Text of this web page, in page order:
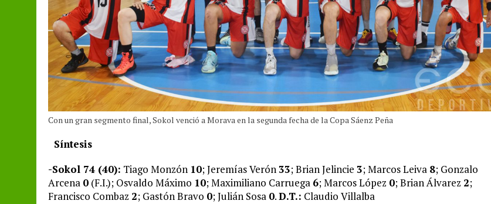
Con un gran segmento final, Sokol venció a Morava en la segunda fecha de la Copa Sáenz Peña
Síntesis
-Sokol 74 (40): Tiago Monzón 10; Jeremías Verón33; Brian Jelincie 3; Marcos Leiva 8; Gonzalo
Arcena 0 (F.I.); Osvaldo Máximo 10; Maximiliano Carruega 6; Marcos López 0; Brian Álvarez 2;
Francisco Combaz 2; Gastón Bravo 0; Julián Sosa 0.D.T.: Claudio Villalba